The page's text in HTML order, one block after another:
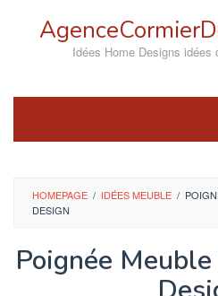
Idées Home Designs idées
HOMEPAGE / IDÉES MEUBLE /
DESIGN
Poignée